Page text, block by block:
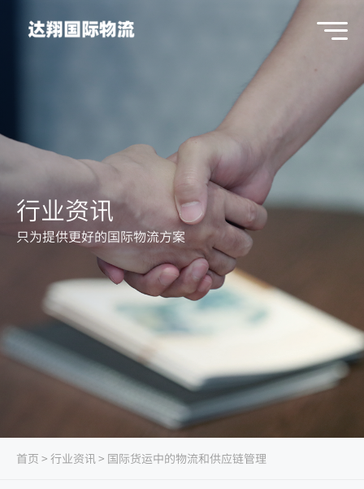
行业资讯
只为提供更好的国际物流方案
首页 > 行业资讯> 国际货运中的物流和供应链管理